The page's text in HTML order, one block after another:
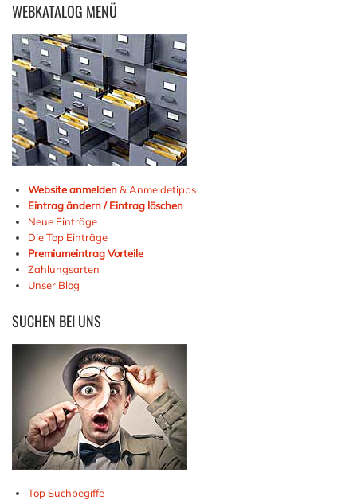
WEBKATALOG MENÜ
Website anmelden& Anmeldetipps
Eintrag ändern / Eintrag löschen
Neue Einträge
Die Top Einträge
Premiumeintrag Vorteile
Zahlungsarten
Unser Blog
SUCHEN BEI UNS
Top Suchbegiffe